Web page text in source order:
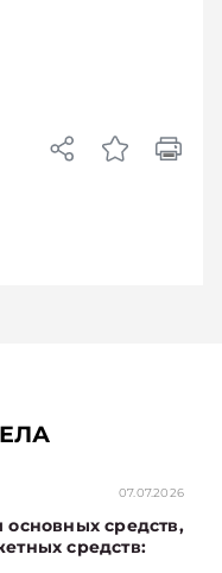
07.07.2026
основных средств,
средств: